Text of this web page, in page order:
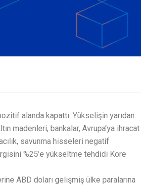
alanda kapattı. Yükselişin yarıdan
madenleri, bankalar, Avrupa’ya ihracat
savunma hisseleri negatif
%25’e yükseltme tehdidi Kore
ABD doları gelişmiş ülke paralarına